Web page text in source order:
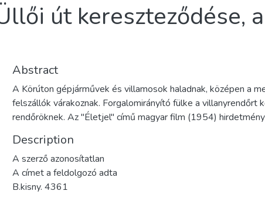
út kereszteződése,
Abstract
A Körúton gépjárművek és villamosok haladnak, középen a
felszállók várakoznak. Forgalomirányító fülke a villanyrendőrt
rendőröknek. Az "Életjel" című magyar film (1954)
Description
A szerző azonosítatlan
A címet a feldolgozó adta
B.kisny. 4361